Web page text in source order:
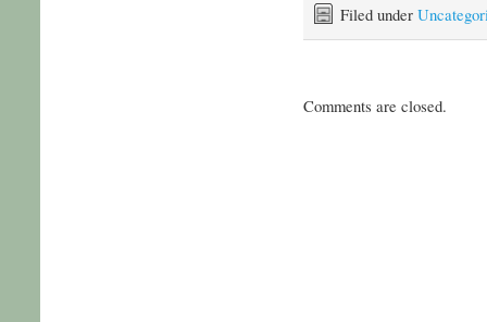
Filed under
Comments are closed.